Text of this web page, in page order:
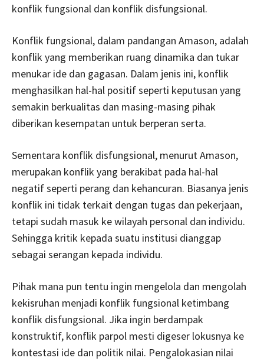
konflik fungsional dan konflik disfungsional.
Konflik fungsional, dalam pandangan Amason, adalah
konflik yang memberikan ruang dinamika dan tukar
menukar ide dan gagasan. Dalam jenis ini, konflik
menghasilkan hal-hal positif seperti keputusan yang
semakin berkualitas dan masing-masing pihak
diberikan kesempatan untuk berperan serta.
Sementara konflik disfungsional, menurut Amason,
merupakan konflik yang berakibat pada hal-hal
negatif seperti perang dan kehancuran. Biasanya jenis
konflik ini tidak terkait dengan tugas dan pekerjaan,
tetapi sudah masuk ke wilayah personal dan individu.
Sehingga kritik kepada suatu institusi dianggap
sebagai serangan kepada individu.
Pihak mana pun tentu ingin mengelola dan mengolah
kekisruhan menjadi konflik fungsional ketimbang
konflik disfungsional. Jika ingin berdampak
konstruktif, konflik parpol mesti digeser lokusnya ke
kontestasi ide dan politik nilai. Pengalokasian nilai